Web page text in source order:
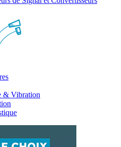
& Vibration